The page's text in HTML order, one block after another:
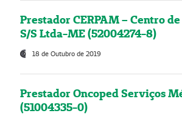
Prestador CERPAM – Centro
S/S Ltda-ME (52004274-8)
18 de Outubro de 2019
Prestador Oncoped Serviços
(51004335-0)